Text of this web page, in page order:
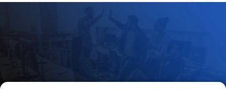
¿En qué podemos apoyarte?